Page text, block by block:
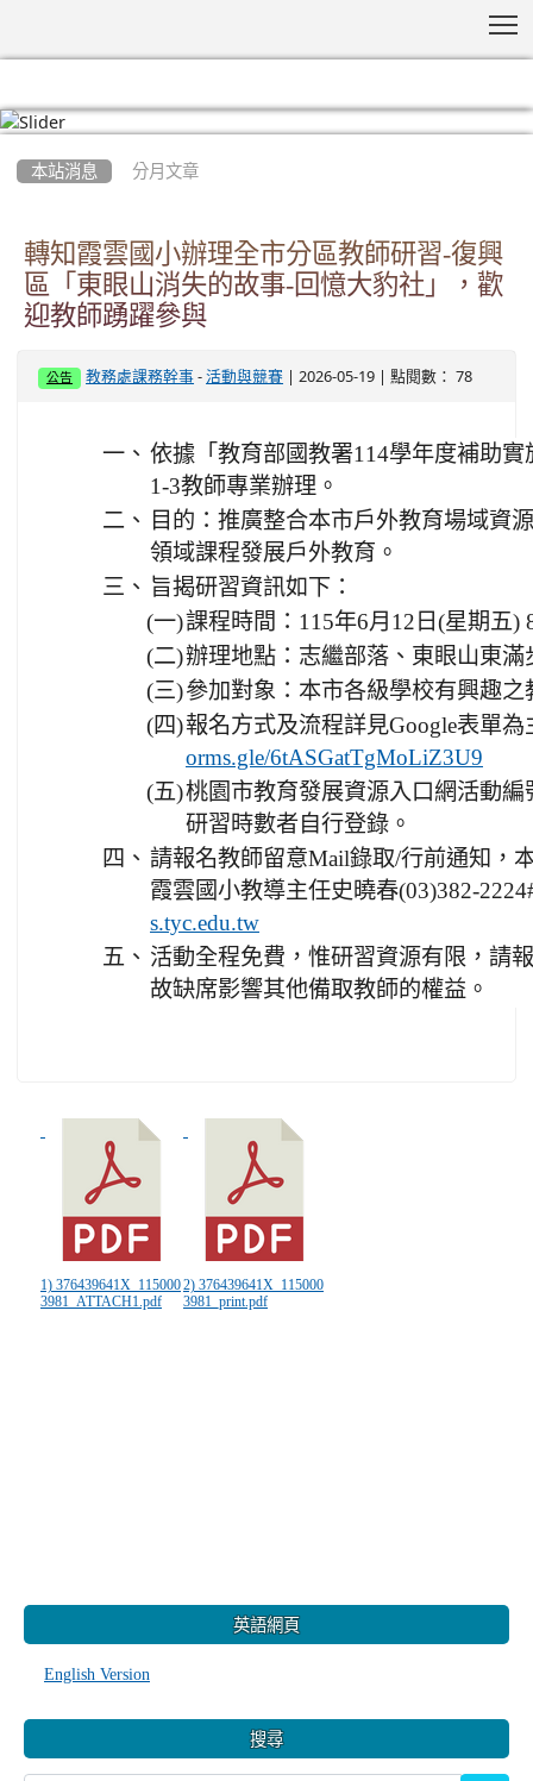
本站消息 分月文章
轉知霞雲國小辦理全市分區教師研習-復興
區「東眼山消失的故事-回憶大豹社」，歡
迎教師踴躍參與
公告 教務處課務幹事 -活動與競賽 | 2026-05-19 | 點閱數： 78
一、 依據「教育部國教署114學年度補助
1-3教師專業辦理。
二、 目的：推廣整合本市戶外教育場域資
領域課程發展戶外教育。
三、 旨揭研習資訊如下：
(一)課程時間：115年6月12日(星期五)
(二)辦理地點：志繼部落、東眼山東
(三)參加對象：本市各級學校有興趣之
(四)報名方式及流程詳見Google表單
orms.gle/6tASGatTgMoLiZ3U9
(五)桃園市教育發展資源入口網活動編
研習時數者自行登錄。
四、 請報名教師留意Mail錄取/行前通知，
霞雲國小教導主任史曉春(03)382-
s.tyc.edu.tw
五、 活動全程免費，惟研習資源有限，請
故缺席影響其他備取教師的權益。
1) 376439641X_115000
3981_ATTACH1.pdf
2) 376439641X_115000
3981_print.pdf
英語網頁
English Version
搜尋